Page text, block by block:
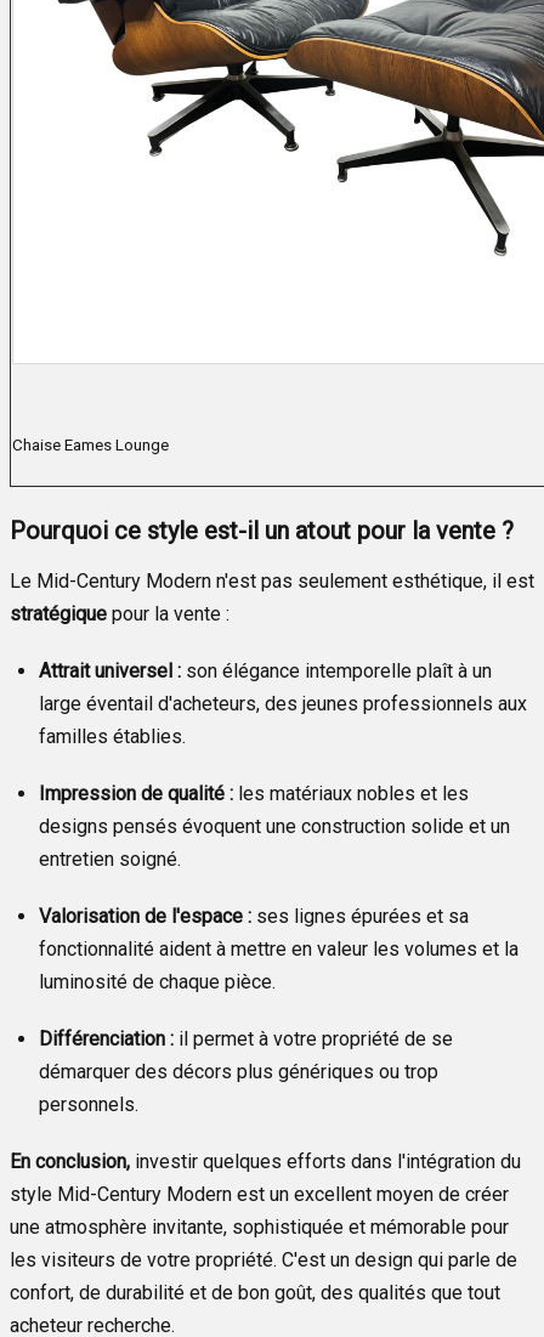
Chaise Eames Lounge
Pourquoi ce style est-il un atout pour la vente ?
Le Mid-Century Modern n'est pas seulement esthétique, il est
stratégique pour la vente :
Attrait universel : son élégance intemporelle plaît à un
large éventail d'acheteurs, des jeunes professionnels aux
familles établies.
Impression de qualité : les matériaux nobles et les
designs pensés évoquent une construction solide et un
entretien soigné.
Valorisation de l'espace : ses lignes épurées et sa
fonctionnalité aident à mettre en valeur les volumes et la
luminosité de chaque pièce.
Différenciation : il permet à votre propriété de se
démarquer des décors plus génériques ou trop
personnels.
En conclusion, investir quelques efforts dans l'intégration du
style Mid-Century Modern est un excellent moyen de créer
une atmosphère invitante, sophistiquée et mémorable pour
les visiteurs de votre propriété. C'est un design qui parle de
confort, de durabilité et de bon goût, des qualités que tout
acheteur recherche.